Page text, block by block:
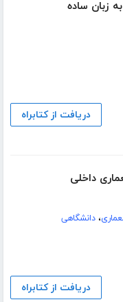
زبان ساده
دریافت از کتابراه
داخلی
،دانشگاهی
دریافت از کتابراه